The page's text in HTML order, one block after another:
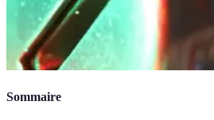
Sommaire